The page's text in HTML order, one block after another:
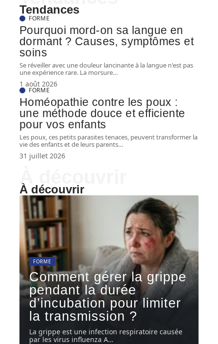
Tendances
FORME
Pourquoi mord-on sa langue en
dormant ? Causes, symptômes et
soins
Se réveiller avec une douleur lancinante à la langue n'est pas
une expérience rare. La morsure…
1 août 2026
FORME
Homéopathie contre les poux :
une méthode douce et efficiente
pour vos enfants
Les poux, ces petits parasites tenaces, peuvent transformer la
vie des enfants et de leurs parents…
31 juillet 2026
À découvrir
FORME
Comment gérer la grippe
pendant la durée
d’incubation pour limiter
la transmission ?
La grippe est une infection respiratoire causée
par les virus influenza A…